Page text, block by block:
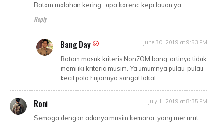
Batam malahan kering...apa karena kepulauan ya..
Reply
Bang Day June 30, 2019 at 9:53 PM
Batam masuk kriteris NonZOM bang, artinya tidak
memiliki kriteria musim. Ya umumnya pulau-pulau
kecil pola hujannya sangat lokal.
Roni July 1, 2019 at 8:35 PM
Semoga dengan adanya musim kemarau yang menurut